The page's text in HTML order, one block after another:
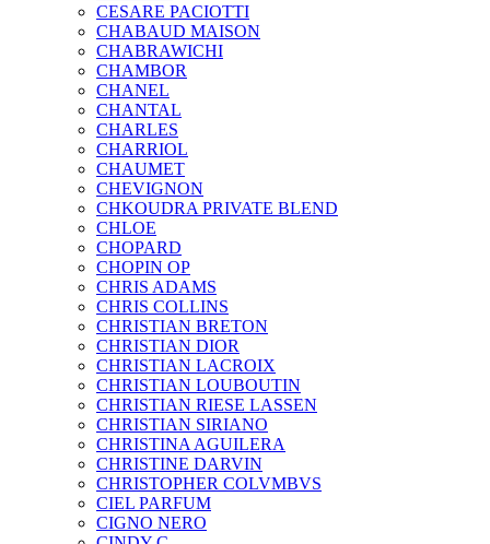
CESARE PACIOTTI
CHABAUD MAISON
CHABRAWICHI
CHAMBOR
CHANEL
CHANTAL
CHARLES
CHARRIOL
CHAUMET
CHEVIGNON
CHKOUDRA PRIVATE BLEND
CHLOE
CHOPARD
CHOPIN OP
CHRIS ADAMS
CHRIS COLLINS
CHRISTIAN BRETON
CHRISTIAN DIOR
CHRISTIAN LACROIX
CHRISTIAN LOUBOUTIN
CHRISTIAN RIESE LASSEN
CHRISTIAN SIRIANO
CHRISTINA AGUILERA
CHRISTINE DARVIN
CHRISTOPHER COLVMBVS
CIEL PARFUM
CIGNO NERO